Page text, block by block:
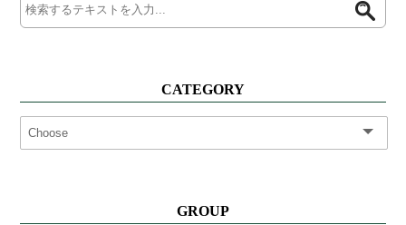
CATEGORY
GROUP